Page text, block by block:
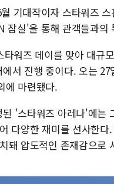
기대작이자 스타워즈
잠실'을 통해 관객들과의
워즈 데이를 맞아 대규
서 진행 중이다. 오는
에 마련됐다.
'스타워즈 아레나'에
다양한 재미를 선사한
돼 압도적인 존재감으로